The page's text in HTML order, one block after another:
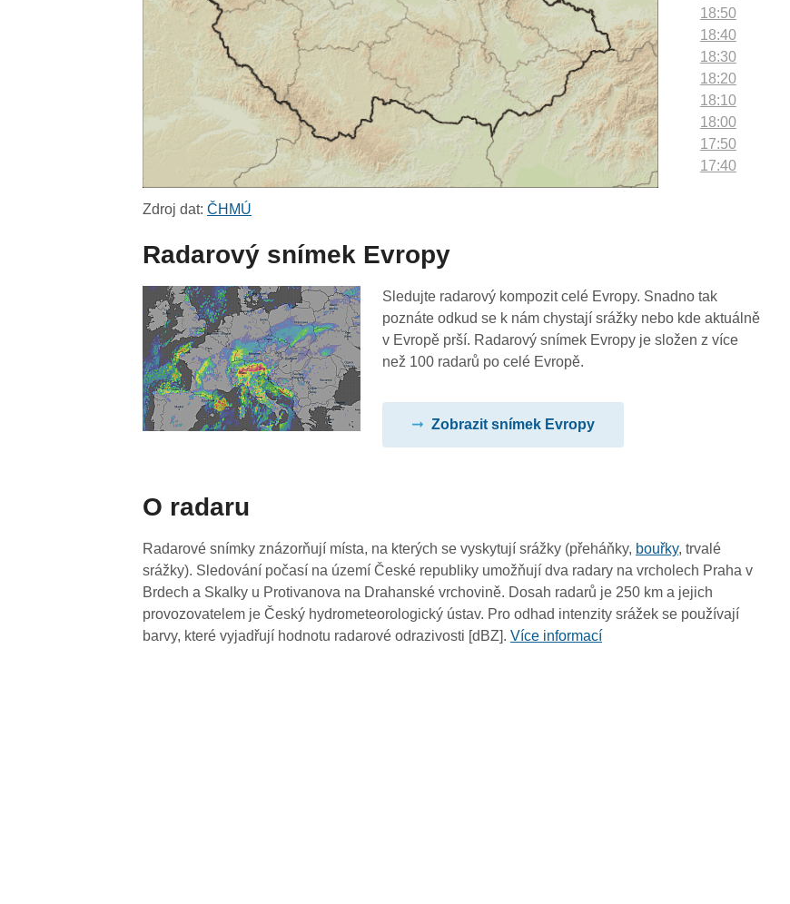
18:50
18:40
18:30
18:20
18:10
18:00
17:50
17:40
16:40
16:30
16:20
14:40
14:30
14:20
14:10
Zdroj dat:ČHMÚ
Radarový snímek Evropy
Sledujte radarový kompozit celé Evropy. Snadno tak
poznáte odkud se k nám chystají srážky nebo kde aktuálně
v Evropě prší. Radarový snímek Evropy je složen z více
než 100 radarů po celé Evropě.
Zobrazit snímek Evropy
O radaru
Radarové snímky znázorňují místa, na kterých se vyskytují srážky (přeháňky, bouřky, trvalé
srážky). Sledování počasí na území České republiky umožňují dva radary na vrcholech Praha v
Brdech a Skalky u Protivanova na Drahanské vrchovině. Dosah radarů je 250 km a jejich
provozovatelem je Český hydrometeorologický ústav. Pro odhad intenzity srážek se používají
barvy, které vyjadřují hodnotu radarové odrazivosti [dBZ].Více informací